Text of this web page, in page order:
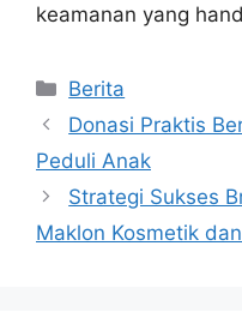
keamanan yang
Categories
Berita
Donasi Praktis
Peduli Anak
Strategi Sukses
Maklon Kosmetik